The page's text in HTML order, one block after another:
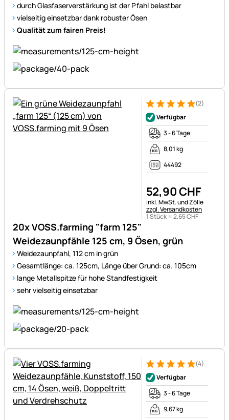
durch Glasfaserverstärkung ist der Pfahl belastbar
vielseitig einsetzbar dank robuster Ösen
Qualität zum fairen Preis!
20x VOSS.farming "farm 125"
Weidezaunpfähle 125 cm, 9 Ösen, grün
Weidezaunpfahl, 112 cm in grün
Gesamtlänge: ca. 125cm, Länge über Grund: ca. 105cm
lange Metallspitze für hohe Standfestigkeit
sehr vielseitig einsetzbar
Bewertung: 5 von 5 (2
2 Bewertungen
(2)
Verfügbar
3 - 6 Tage
8,01 kg
44492
52,90CHF
Steuerhinweis:
inkl. MwSt. und Zölle
zzgl. Versandkosten
1 Stück =2,65CHF
Bewertung: 5 von 5 (4
4 Bewertungen
(4)
Verfügbar
3 - 6 Tage
9,67 kg